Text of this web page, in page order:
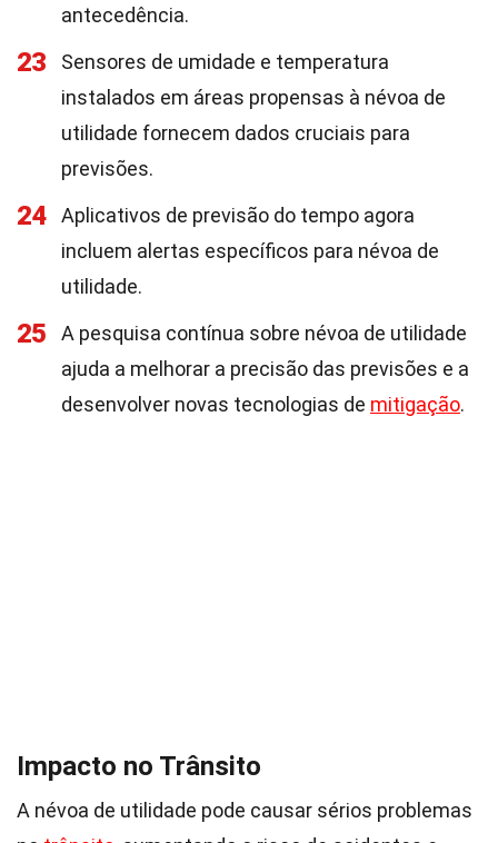
antecedência.
23
Sensores de umidade e temperatura
instalados em áreas propensas à névoa de
utilidade fornecem dados cruciais para
previsões.
24
Aplicativos de previsão do tempo agora
incluem alertas específicos para névoa de
utilidade.
25
A pesquisa contínua sobre névoa de utilidade
ajuda a melhorar a precisão das previsões e a
desenvolver novas tecnologias de mitigação.
Impacto no Trânsito
A névoa de utilidade pode causar sérios problemas